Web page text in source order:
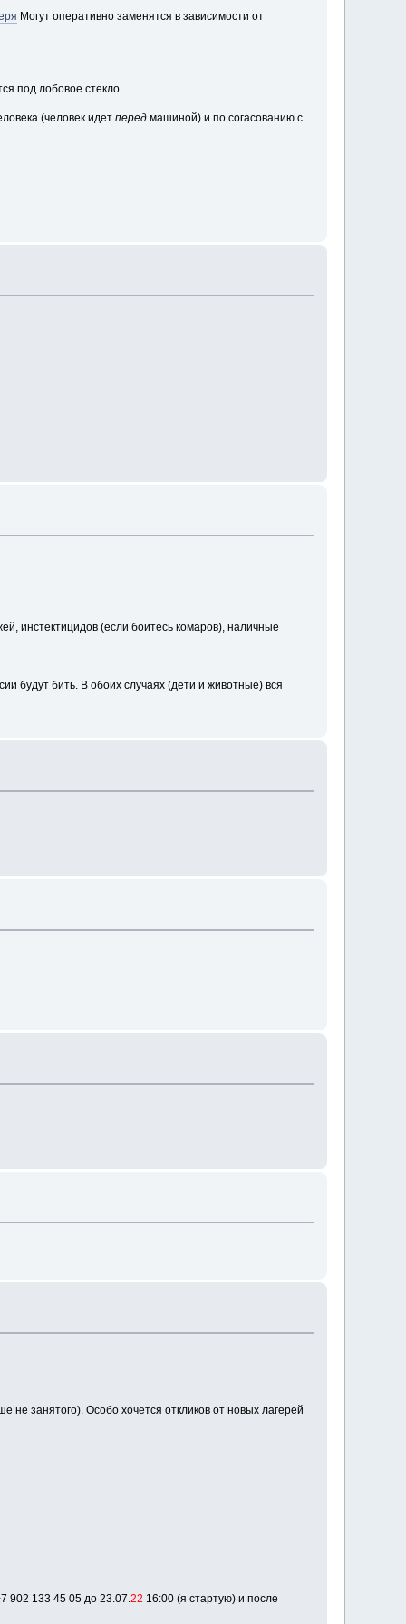
Могут оперативно заменятся в зависимости от
под лобовое стекло.
(человек идетперед машиной) и по согасованию с
(если боитесь комаров), наличные
будут бить. В обоих случаях (дети и животные) вся
не занятого). Особо хочется откликов от новых лагерей
902 133 45 05 до 23.07.22 16:00 (я стартую) и после